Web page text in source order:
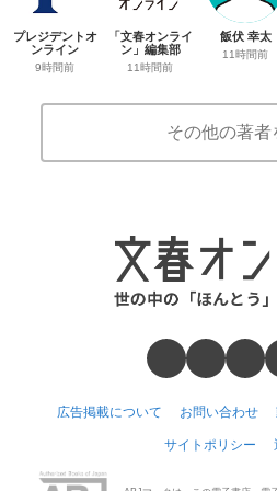
プレジデントオ
ンライン
9時間前
「文春オンライ
ン」編集部
11時間前
飯伏 幸太
11時間前
その他の著者
広告掲載について お問い合わせ
サイトポリシー